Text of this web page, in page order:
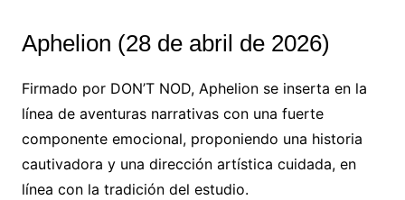
Aphelion (28 de abril de 2026)
Firmado por DON’T NOD, Aphelion se inserta en la
línea de aventuras narrativas con una fuerte
componente emocional, proponiendo una historia
cautivadora y una dirección artística cuidada, en
línea con la tradición del estudio.